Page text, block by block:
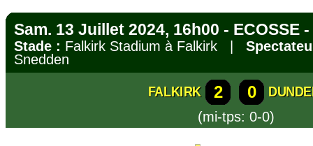
Sam. 13 Juillet 2024, 16h00 - ECOSSE
Stade : Falkirk Stadium à Falkirk |
Snedden
FALKIRK 2 0
(mi-tps: 0-0)